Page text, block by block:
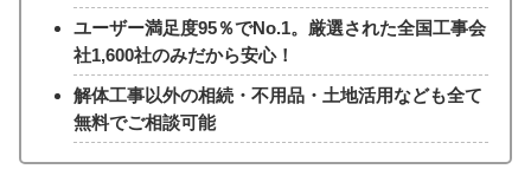
ユーザー満足度95％でNo.1。厳選された全国工事会
社1,600社のみだから安心！
解体工事以外の相続・不用品・土地活用なども全て
無料でご相談可能